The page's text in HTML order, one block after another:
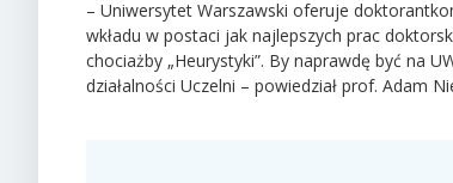
– Uniwersytet Warszawski oferuje
wkładu w postaci jak najlepszych prac
chociażby „Heurystyki”. By naprawdę być na
działalności Uczelni – powiedział prof. Adam